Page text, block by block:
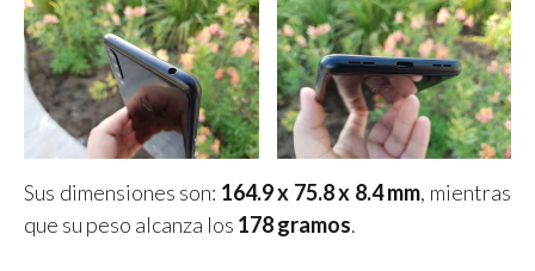
Sus dimensiones son: 164.9 x 75.8 x 8.4 mm, mientras
que su peso alcanza los 178 gramos.